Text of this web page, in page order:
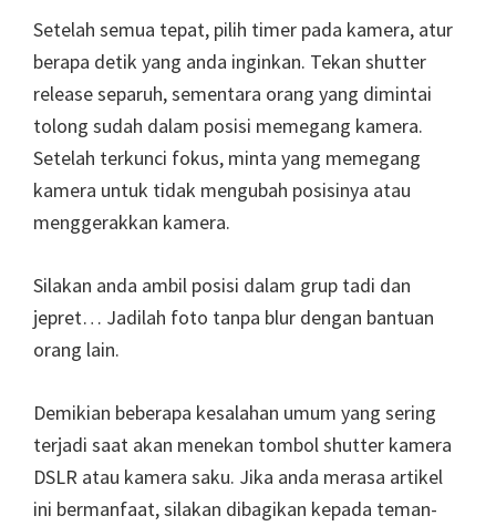
Setelah semua tepat, pilih timer pada kamera, atur
berapa detik yang anda inginkan. Tekan shutter
release separuh, sementara orang yang dimintai
tolong sudah dalam posisi memegang kamera.
Setelah terkunci fokus, minta yang memegang
kamera untuk tidak mengubah posisinya atau
menggerakkan kamera.
Silakan anda ambil posisi dalam grup tadi dan
jepret… Jadilah foto tanpa blur dengan bantuan
orang lain.
Demikian beberapa kesalahan umum yang sering
terjadi saat akan menekan tombol shutter kamera
DSLR atau kamera saku. Jika anda merasa artikel
ini bermanfaat, silakan dibagikan kepada teman-